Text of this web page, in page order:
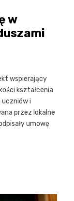
w
wspierający
kształcenia
i
przez lokalne
umowę